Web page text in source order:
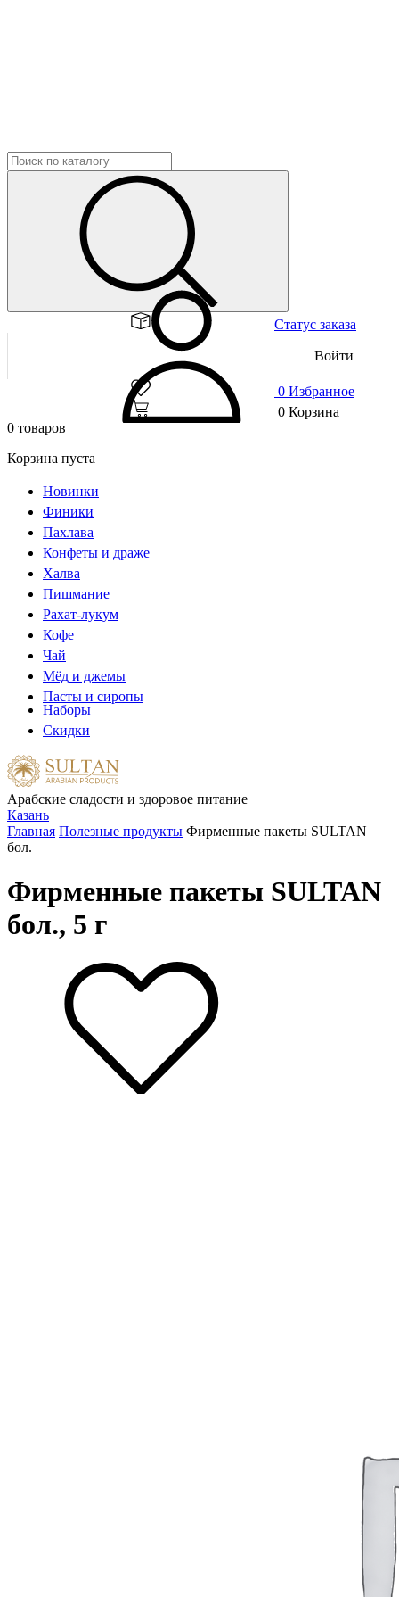
Статус заказа
Войти
0 Избранное
0 Корзина
0 товаров
Корзина пуста
Новинки
Финики
Пахлава
Конфеты и драже
Халва
Пишмание
Рахат-лукум
Кофе
Чай
Мёд и джемы
Пасты и сиропы
Наборы
Скидки
Арабские сладости и здоровое питание
Казань
Главная Полезные продукты Фирменные пакеты SULTAN
бол.
Фирменные пакеты SULTAN
бол., 5 г